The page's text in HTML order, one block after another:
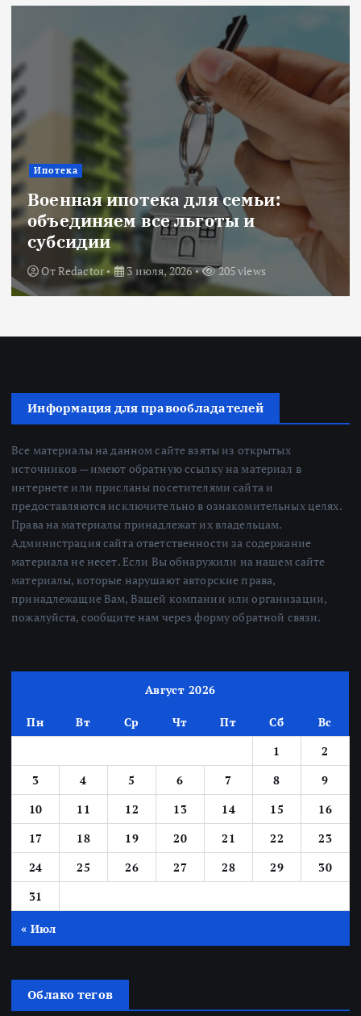
для семьи:
льготы и
2026 205 views
Новости
Title: ИИ в
оценка
От Redactor
Информация для правообладателей
Все материалы на данном сайте взяты из открытых
источников — имеют обратную ссылку на материал в
интернете или присланы посетителями сайта и
предоставляются исключительно в ознакомительных целях.
Права на материалы принадлежат их владельцам.
Администрация сайта ответственности за содержание
материала не несет. Если Вы обнаружили на нашем сайте
материалы, которые нарушают авторские права,
принадлежащие Вам, Вашей компании или организации,
пожалуйста, сообщите нам через форму обратной связи.
Август 2026
Пн Вт Ср Чт Пт Сб
Вс
1
2
3
4 5 6 7 8
9
10
11 12 13 14 15
16
17
18 19 20 21 22
23
24
25 26 27 28 29
30
31
« Июл
Облако тегов